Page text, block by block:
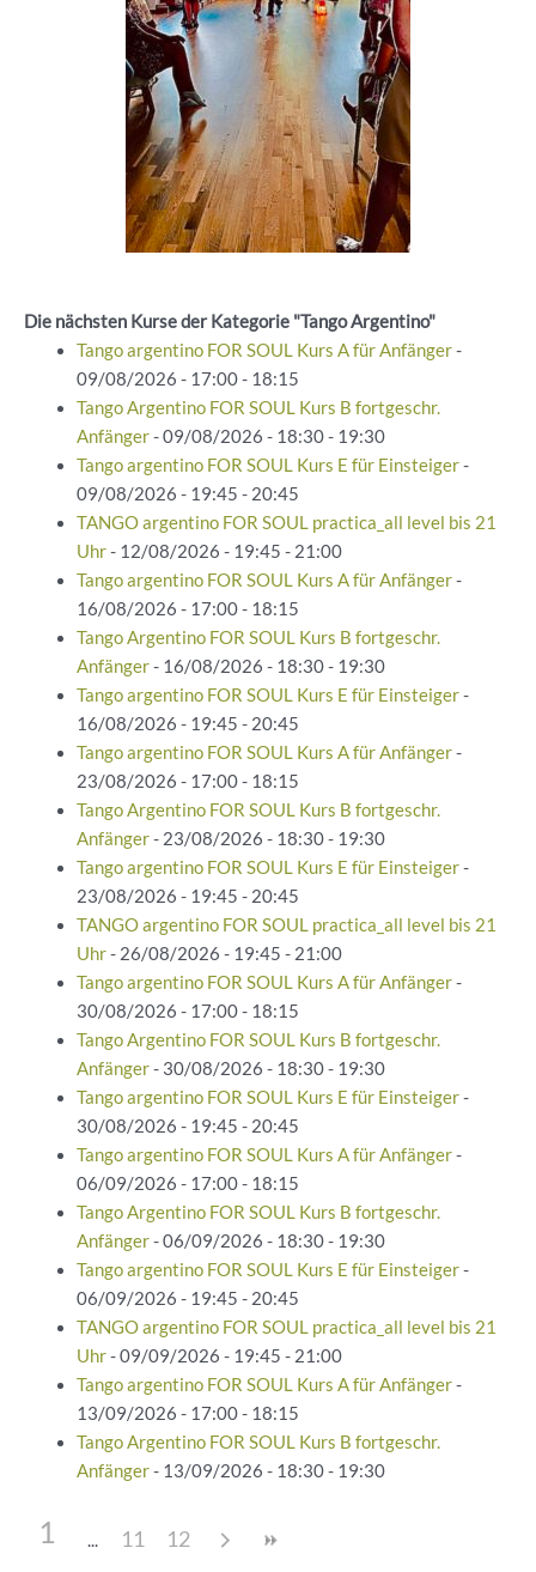
Die nächsten Kurse der Kategorie "Tango Argentino"
Tango argentino FOR SOUL Kurs A für Anfänger-
09/08/2026 - 17:00 - 18:15
Tango Argentino FOR SOUL Kurs B fortgeschr.
Anfänger- 09/08/2026 - 18:30 - 19:30
Tango argentino FOR SOUL Kurs E für Einsteiger-
09/08/2026 - 19:45 - 20:45
TANGO argentino FOR SOUL practica_all level bis 21
Uhr- 12/08/2026 - 19:45 - 21:00
Tango argentino FOR SOUL Kurs A für Anfänger-
16/08/2026 - 17:00 - 18:15
Tango Argentino FOR SOUL Kurs B fortgeschr.
Anfänger- 16/08/2026 - 18:30 - 19:30
Tango argentino FOR SOUL Kurs E für Einsteiger-
16/08/2026 - 19:45 - 20:45
Tango argentino FOR SOUL Kurs A für Anfänger-
23/08/2026 - 17:00 - 18:15
Tango Argentino FOR SOUL Kurs B fortgeschr.
Anfänger- 23/08/2026 - 18:30 - 19:30
Tango argentino FOR SOUL Kurs E für Einsteiger-
23/08/2026 - 19:45 - 20:45
TANGO argentino FOR SOUL practica_all level bis 21
Uhr- 26/08/2026 - 19:45 - 21:00
Tango argentino FOR SOUL Kurs A für Anfänger-
30/08/2026 - 17:00 - 18:15
Tango Argentino FOR SOUL Kurs B fortgeschr.
Anfänger- 30/08/2026 - 18:30 - 19:30
Tango argentino FOR SOUL Kurs E für Einsteiger-
30/08/2026 - 19:45 - 20:45
Tango argentino FOR SOUL Kurs A für Anfänger-
06/09/2026 - 17:00 - 18:15
Tango Argentino FOR SOUL Kurs B fortgeschr.
Anfänger- 06/09/2026 - 18:30 - 19:30
Tango argentino FOR SOUL Kurs E für Einsteiger-
06/09/2026 - 19:45 - 20:45
TANGO argentino FOR SOUL practica_all level bis 21
Uhr- 09/09/2026 - 19:45 - 21:00
Tango argentino FOR SOUL Kurs A für Anfänger-
13/09/2026 - 17:00 - 18:15
Tango Argentino FOR SOUL Kurs B fortgeschr.
Anfänger- 13/09/2026 - 18:30 - 19:30
1 11 12